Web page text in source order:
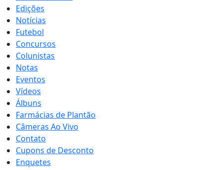
Edições
Notícias
Futebol
Concursos
Colunistas
Notas
Eventos
Vídeos
Álbuns
Farmácias de Plantão
Câmeras Ao Vivo
Contato
Cupons de Desconto
Enquetes